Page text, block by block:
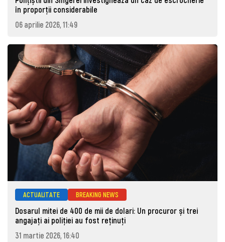
în proporții considerabile
06 aprilie 2026, 11:49
ACTUALITATE BREAKING NEWS
Dosarul mitei de 400 de mii de dolari: Un procuror și trei
angajați ai poliției au fost reținuți
31 martie 2026, 16:40